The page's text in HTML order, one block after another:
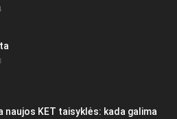
naujos KET taisyklės: kada galima